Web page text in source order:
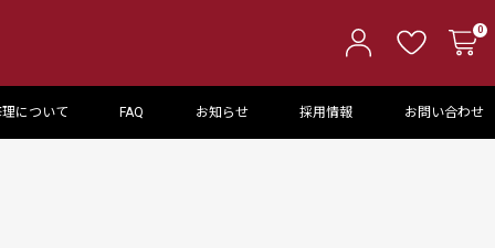
0
について FAQ お知らせ 採用情報 お問い合わせ